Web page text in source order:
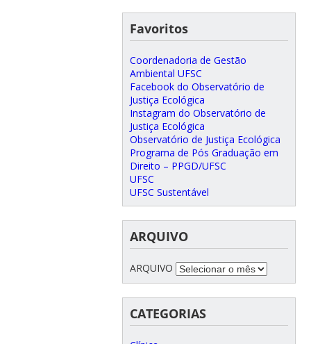
Favoritos
Coordenadoria de Gestão
Ambiental UFSC
Facebook do Observatório de
Justiça Ecológica
Instagram do Observatório de
Justiça Ecológica
Observatório de Justiça Ecológica
Programa de Pós Graduação em
Direito – PPGD/UFSC
UFSC
UFSC Sustentável
ARQUIVO
ARQUIVO
CATEGORIAS